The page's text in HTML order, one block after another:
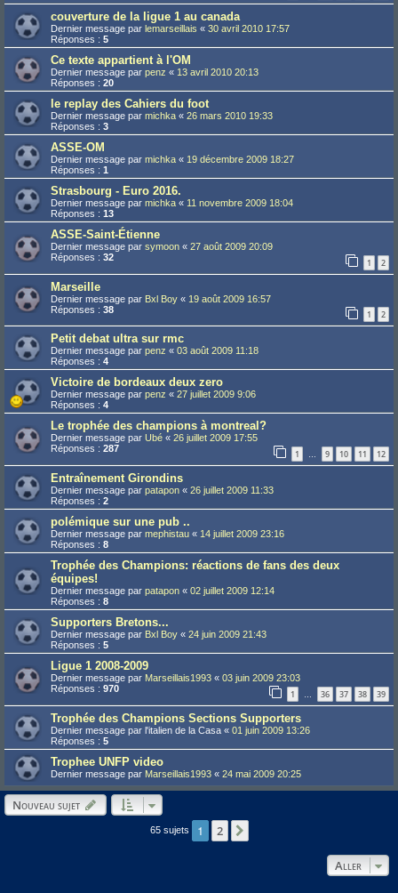
couverture de la ligue 1 au canada
Dernier message par lemarseillais « 30 avril 2010 17:57
Réponses : 5
Ce texte appartient à l'OM
Dernier message par penz « 13 avril 2010 20:13
Réponses : 20
le replay des Cahiers du foot
Dernier message par michka « 26 mars 2010 19:33
Réponses : 3
ASSE-OM
Dernier message par michka « 19 décembre 2009 18:27
Réponses : 1
Strasbourg - Euro 2016.
Dernier message par michka « 11 novembre 2009 18:04
Réponses : 13
ASSE-Saint-Étienne
Dernier message par symoon « 27 août 2009 20:09
Réponses : 32 1 2
Marseille
Dernier message par Bxl Boy « 19 août 2009 16:57
Réponses : 38 1 2
Petit debat ultra sur rmc
Dernier message par penz « 03 août 2009 11:18
Réponses : 4
Victoire de bordeaux deux zero
Dernier message par penz « 27 juillet 2009 9:06
Réponses : 4
Le trophée des champions à montreal?
Dernier message par Ubé « 26 juillet 2009 17:55
Réponses : 287 1 … 9 10 11 12
Entraînement Girondins
Dernier message par patapon « 26 juillet 2009 11:33
Réponses : 2
polémique sur une pub ..
Dernier message par mephistau « 14 juillet 2009 23:16
Réponses : 8
Trophée des Champions: réactions de fans des deux
équipes!
Dernier message par patapon « 02 juillet 2009 12:14
Réponses : 8
Supporters Bretons...
Dernier message par Bxl Boy « 24 juin 2009 21:43
Réponses : 5
Ligue 1 2008-2009
Dernier message par Marseillais1993 « 03 juin 2009 23:03
Réponses : 970 1 … 36 37 38 39
Trophée des Champions Sections Supporters
Dernier message par l'italien de la Casa « 01 juin 2009 13:26
Réponses : 5
Trophee UNFP video
Dernier message par Marseillais1993 « 24 mai 2009 20:25
Nouveau sujet
65 sujets 1 2
Aller